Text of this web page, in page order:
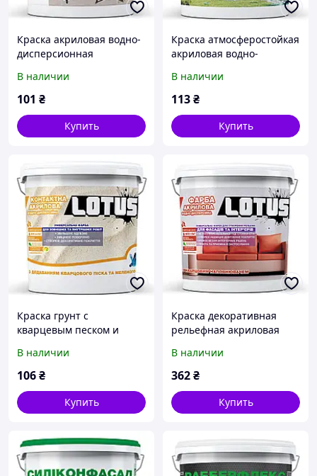
Краска акриловая водно-
дисперсионная
от Mirasvid
В наличии
101 ₴
Купить
Краска атмосферостойкая
акриловая водно-
ФАСАДНАЯ LOTUS 1л от
Mirasvid
В наличии
113₴
Купить
Краска грунт с
кварцевым песком и
наполнителем LOTUS 1л
от Mirasvid
В наличии
106₴
Купить
Краска декоративная
рельефная акриловая
кг от Mirasvid
В наличии
362₴
Купить